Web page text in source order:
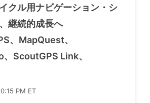
クル用ナビゲーション・シ
継続的成長へ
、MapQuest、
、ScoutGPS Link、
PM ET